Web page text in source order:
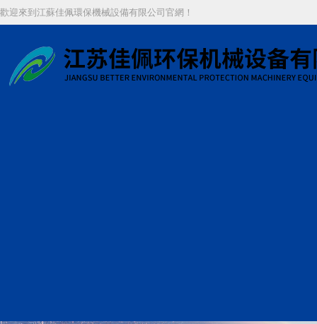
歡迎來到江蘇佳佩環保機械設備有限公司官網！